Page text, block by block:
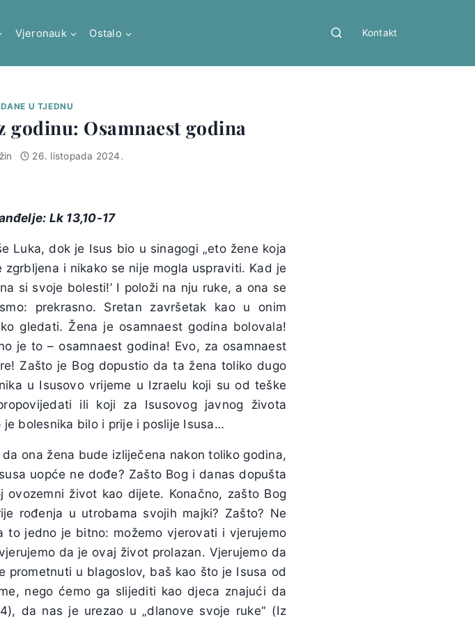
Vjeronauk Ostalo Kontakt
U TJEDNU
Osamnaest godina
26. listopada 2024.
Lk 13,10-17
Luka, dok je Isus bio u sinagogi „eto žene koja
i nikako se nije mogla uspraviti. Kad je
si svoje bolesti!’ I položi na nju ruke, a ona se
prekrasno. Sretan završetak kao u onim
gledati. Žena je osamnaest godina bolovala!
je to – osamnaest godina! Evo, za osamnaest
Zašto je Bog dopustio da ta žena toliko dugo
u Isusovo vrijeme u Izraelu koji su od teške
ili koji za Isusovog javnog života
bolesnika bilo i prije i poslije Isusa…
ona žena bude izliječena nakon toliko godina,
uopće ne dođe? Zašto Bog i danas dopušta
život kao dijete. Konačno, zašto Bog
rođenja u utrobama svojih majki? Zašto? Ne
to jedno je bitno: možemo vjerovati i vjerujemo
da je ovaj život prolazan. Vjerujemo da
prometnuti u blagoslov, baš kao što je Isusa od
nego ćemo ga slijediti kao djeca znajući da
da nas je urezao u „dlanove svoje ruke“ (Iz